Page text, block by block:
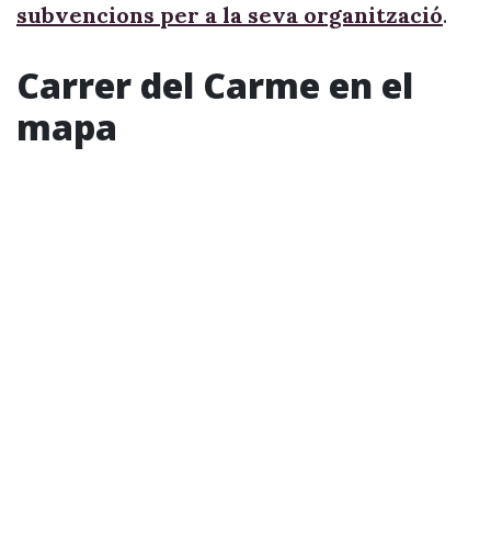
subvencions per a la seva organització.
Carrer del Carme en el
mapa